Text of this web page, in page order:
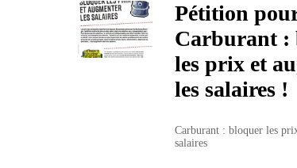
Pétition
Carburant :
les prix et
les salaires !
Carburant : bloquer les
salaires